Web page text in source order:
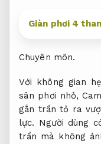
Giàn phơi 4
Chuyên môn.
Với không gian
sân phơi nhỏ,
gắn trần tỏ ra
lực. Người dùng
trần mà không